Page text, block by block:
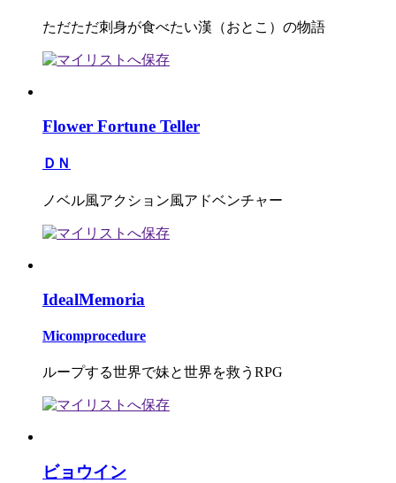
ただただ刺身が食べたい漢（おとこ）の物語
Flower Fortune Teller
ＤＮ
ノベル風アクション風アドベンチャー
IdealMemoria
Micomprocedure
ループする世界で妹と世界を救うRPG
ビョウイン